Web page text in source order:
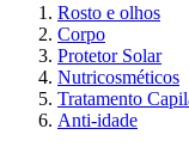
Rosto e olhos
Corpo
Protetor Solar
Nutricosméticos
Tratamento
Anti-idade